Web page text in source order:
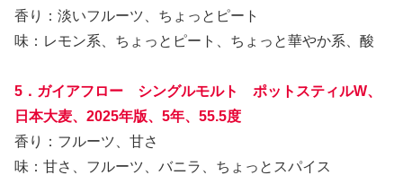
香り：淡いフルーツ、ちょっとピート
味：レモン系、ちょっとピート、ちょっと華やか系、酸
5．ガイアフロー シングルモルト ポットスティルW、
日本大麦、2025年版、5年、55.5度
香り：フルーツ、甘さ
味：甘さ、フルーツ、バニラ、ちょっとスパイス